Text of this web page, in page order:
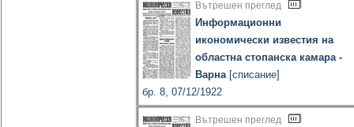
Вътрешен преглед
Информационни
икономически известия на
областна стопанска камара -
Варна[списание]
бр. 8, 07/12/1922
Вътрешен преглед